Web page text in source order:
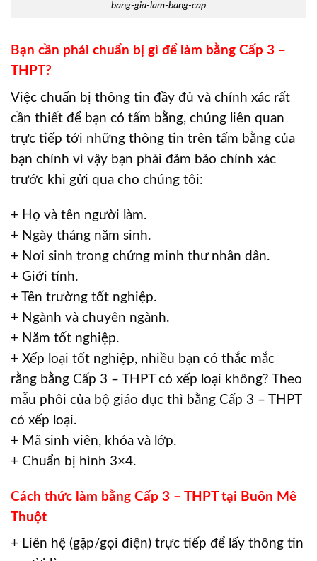
bang-gia-lam-bang-cap
Bạn cần phải chuẩn bị gì để làm bằng Cấp 3 –
THPT?
Việc chuẩn bị thông tin đầy đủ và chính xác rất
cần thiết để bạn có tấm bằng, chúng liên quan
trực tiếp tới những thông tin trên tấm bằng của
bạn chính vì vậy bạn phải đảm bảo chính xác
trước khi gửi qua cho chúng tôi:
+ Họ và tên người làm.
+ Ngày tháng năm sinh.
+ Nơi sinh trong chứng minh thư nhân dân.
+ Giới tính.
+ Tên trường tốt nghiệp.
+ Ngành và chuyên ngành.
+ Năm tốt nghiệp.
+ Xếp loại tốt nghiệp, nhiều bạn có thắc mắc
rằng bằng Cấp 3 – THPT có xếp loại không? Theo
mẫu phôi của bộ giáo dục thì bằng Cấp 3 – THPT
có xếp loại.
+ Mã sinh viên, khóa và lớp.
+ Chuẩn bị hình 3×4.
Cách thức làm bằng Cấp 3 – THPT tại Buôn Mê
Thuột
+ Liên hệ (gặp/gọi điện) trực tiếp để lấy thông tin